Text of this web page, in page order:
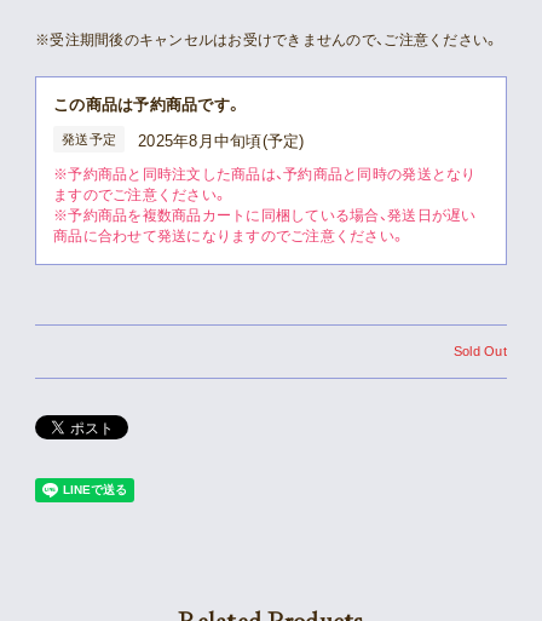
※受注期間後のキャンセルはお受けできませんので、ご注意ください。
この商品は予約商品です。
発送予定 2025年8月中旬頃(予定)
※予約商品と同時注文した商品は、予約商品と同時の発送となり
ますのでご注意ください。
※予約商品を複数商品カートに同梱している場合、発送日が遅い
商品に合わせて発送になりますのでご注意ください。
Sold Out